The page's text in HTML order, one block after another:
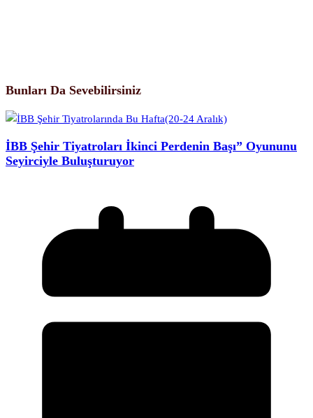
Bunları Da Sevebilirsiniz
İBB Şehir Tiyatroları İkinci Perdenin Başı” Oyununu
Seyirciyle Buluşturuyor